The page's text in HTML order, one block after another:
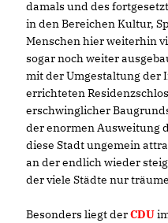
damals und des
in den Bereichen Kultur,
Menschen hier weiterhin
sogar noch weiter
mit der Umgestaltung der
errichteten
erschwinglicher
der enormen Ausweitung
diese Stadt ungemein
an der endlich wieder
der viele Städte nur
Besonders liegt derCDU